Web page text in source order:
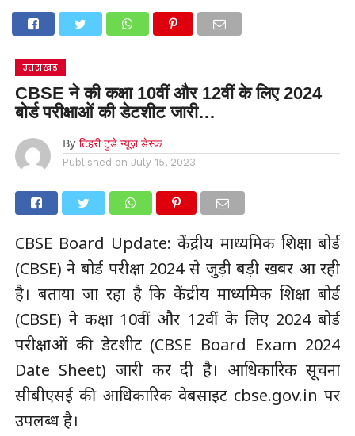
उत्तराखंड
CBSE ने की कक्षा 10वीं और 12वीं के लिए 2024
बोर्ड परीक्षाओं की डेटशीट जारी…
By टिहरी टुडे न्यूज़ डेस्क
Published on July 15, 2023
CBSE Board Update: केंद्रीय माध्यमिक शिक्षा बोर्ड
(CBSE) ने बोर्ड परीक्षा 2024 से जुड़ी बड़ी खबर आ रही
है। बताया जा रहा है कि केंद्रीय माध्यमिक शिक्षा बोर्ड
(CBSE) ने कक्षा 10वीं और 12वीं के लिए 2024 बोर्ड
परीक्षाओं की डेटशीट (CBSE Board Exam 2024
Date Sheet) जारी कर दी है। आधिकारिक सूचना
सीबीएसई की आधिकारिक वेबसाइट cbse.gov.in पर
उपलब्ध है।